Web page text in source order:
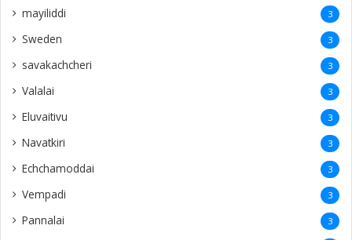
mayiliddi 3
Sweden 3
savakachcheri 3
Valalai 3
Eluvaitivu 3
Navatkiri 3
Echchamoddai 3
Vempadi 3
Pannalai 3